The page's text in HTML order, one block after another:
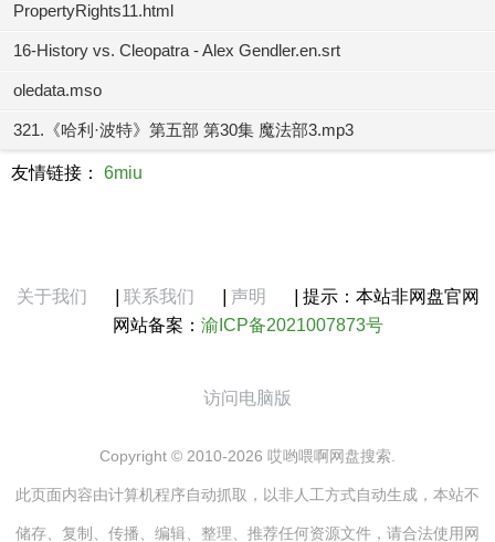
PropertyRights11.html
16-History vs. Cleopatra - Alex Gendler.en.srt
oledata.mso
321.《哈利·波特》第五部 第30集 魔法部3.mp3
友情链接： 6miu
关于我们 联系我们 声明
提示：本站非网盘官网
网站备案： 渝ICP备2021007873号
访问电脑版
Copyright © 2010-2026 哎哟喂啊网盘搜索.
此页面内容由计算机程序自动抓取，以非人工方式自动生成，本站不
储存、复制、传播、编辑、整理、推荐任何资源文件，请合法使用网